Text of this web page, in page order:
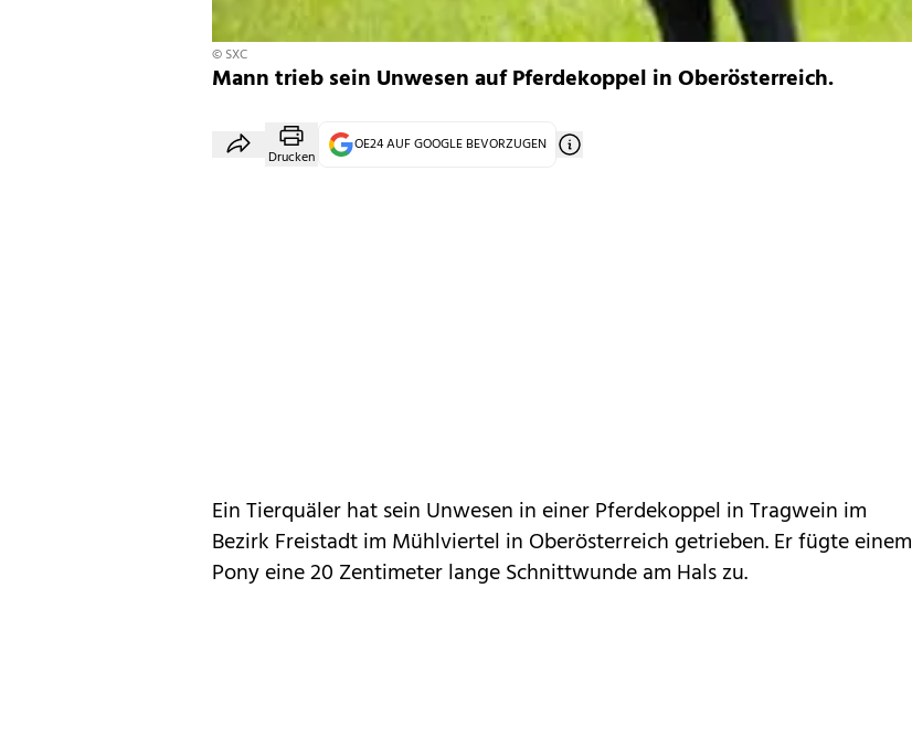
© SXC
Mann trieb sein Unwesen auf Pferdekoppel in Oberösterreich.
Drucken
OE24 AUF GOOGLE BEVORZUGEN
Ein Tierquäler hat sein Unwesen in einer Pferdekoppel in Tragwein im
Bezirk Freistadt im Mühlviertel in Oberösterreich getrieben. Er fügte einem
Pony eine 20 Zentimeter lange Schnittwunde am Hals zu.